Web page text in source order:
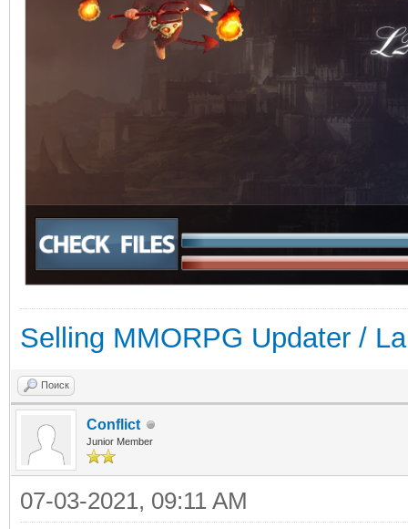
Selling MMORPG Updater /
Поиск
Conflict
Junior Member
07-03-2021, 09:11 AM